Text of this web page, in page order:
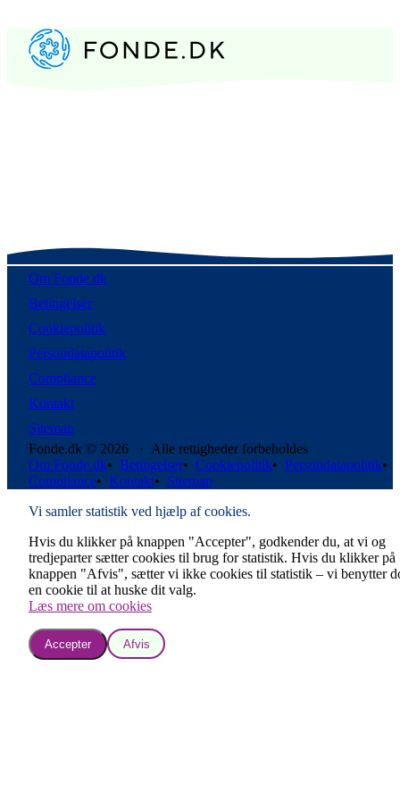
Om Fonde.dk
Betingelser
Cookiepolitik
Persondatapolitik
Compliance
Kontakt
Sitemap
Fonde.dk © 2026 · Alle rettigheder forbeholdes
Om Fonde.dk• Betingelser• Cookiepolitik• Persondatapolitik•
Compliance• Kontakt• Sitemap
Vi samler statistik ved hjælp af cookies.
Hvis du klikker på knappen "Accepter", godkender du, at vi og
tredjeparter sætter cookies til brug for statistik. Hvis du klikker på
knappen "Afvis", sætter vi ikke cookies til statistik – vi benytter
en cookie til at huske dit valg.
Læs mere om cookies
Accepter Afvis